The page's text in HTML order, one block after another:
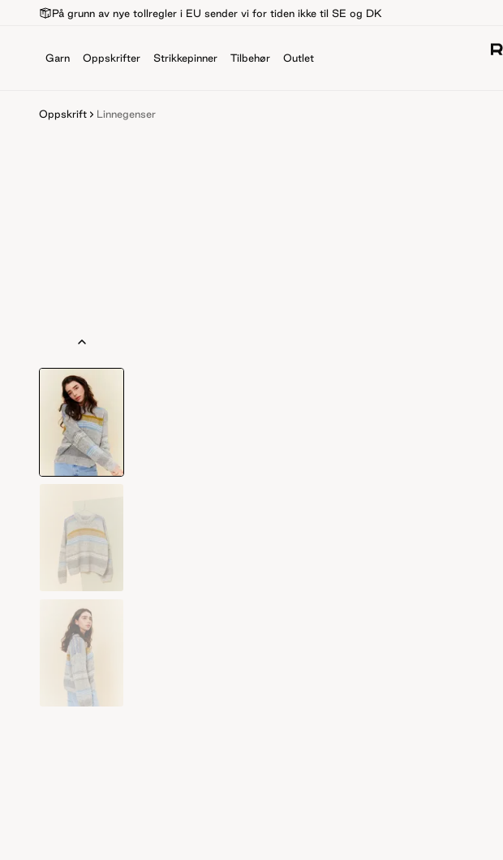
På grunn av nye tollregler i EU sender vi for tiden ikke til SE og DK
Garn Oppskrifter Strikkepinner Tilbehør Outlet
Oppskrift Linnegenser